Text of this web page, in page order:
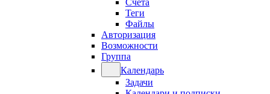
Счета
Теги
Файлы
Авторизация
Возможности
Группа
Календарь
Задачи